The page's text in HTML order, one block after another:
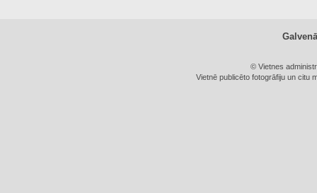
© Vietnes
Vietnē publicēto fotogrāfiju un citu